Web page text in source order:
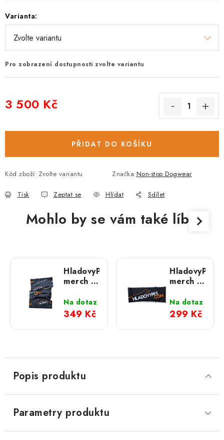
Varianta:
Pro zobrazení dostupnosti zvolte variantu
3 500 Kč
PŘIDAT DO KOŠÍKU
Kód zboží: Zvolte variantu Značka:Non-stop Dogwear
Tisk Zeptat se Hlídat Sdílet
Mohlo by se vám také líbit
HladovyPes
merch -
nákrčník
Na dotaz
349 Kč
HladovyPes
merch -
velké
logo
Na dotaz
299 Kč
Popis produktu
Parametry produktu